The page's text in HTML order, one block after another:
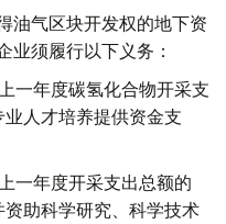
油气区块开发权的地下资
业须履行以下义务：
一年度碳氢化合物开采支
人才培养提供资金支
一年度开采支出总额的
助科学研究、科学技术